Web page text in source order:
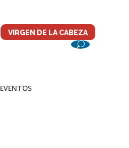
VIRGEN DE LA CABEZA
EVENTOS